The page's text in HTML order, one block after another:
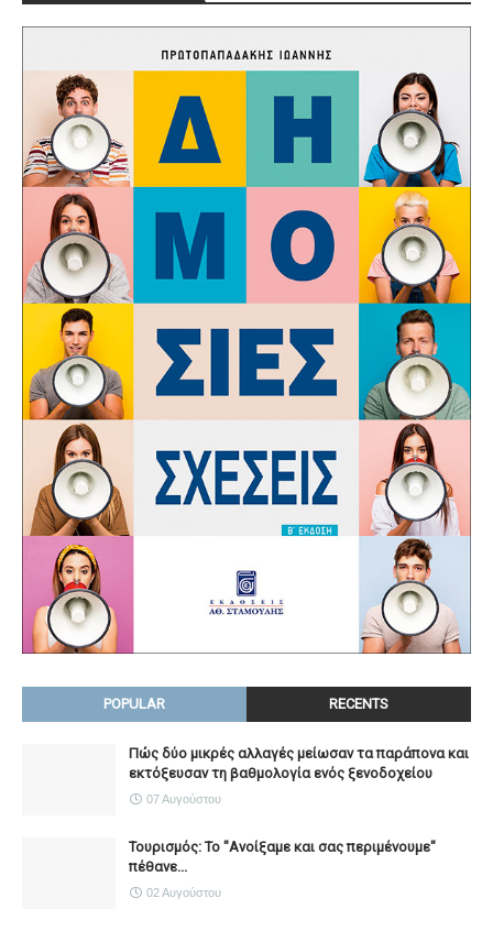
POPULAR RECENTS
Πώς δύο μικρές αλλαγές μείωσαν τα παράπονα και
εκτόξευσαν τη βαθμολογία ενός ξενοδοχείου
07 Αυγούστου
Τουρισμός: Το "Ανοίξαμε και σας περιμένουμε"
πέθανε...
02 Αυγούστου